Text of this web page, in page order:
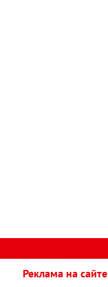
Реклама на сайте